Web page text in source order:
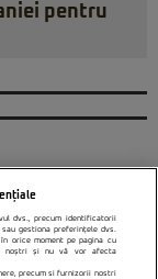
pentru
dvs., precum identificatorii
gestiona preferințele dvs.
orice moment pe pagina cu
noștri și nu vă vor afecta
precum si furnizorii nostri